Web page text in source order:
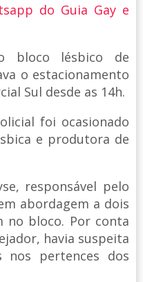
do Guia Gay e
bloco lésbico de
o estacionamento
Sul desde as 14h.
foi ocasionado
e produtora de
responsável pelo
abordagem a dois
no bloco. Por conta
havia suspeita
nos pertences dos